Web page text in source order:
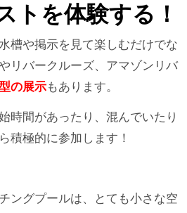
トを体験する！
槽や掲示を見て楽しむだけでな
リバークルーズ、アマゾンリバ
の展示もあります。
時間があったり、混んでいたり
積極的に参加します！
ングプールは、とても小さな空